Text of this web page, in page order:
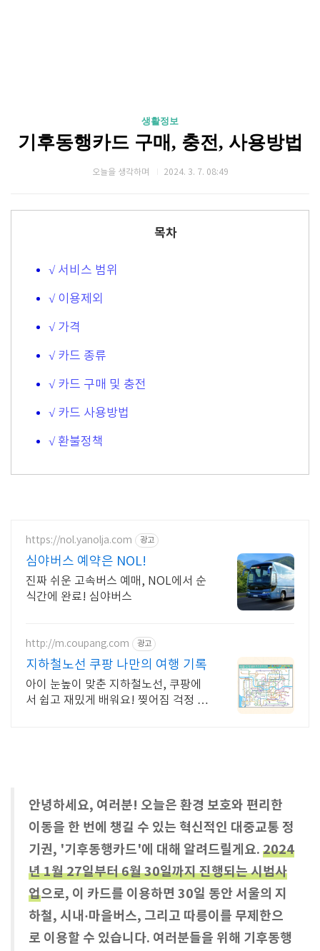
생활정보
기후동행카드 구매, 충전, 사용방법
오늘을 생각하며 2024. 3. 7. 08:49
목차
√ 서비스 범위
√ 이용제외
√ 가격
√ 카드 종류
√ 카드 구매 및 충전
√ 카드 사용방법
√ 환불정책
https://nol.yanolja.com 광고
심야버스 예약은 NOL!
진짜 쉬운 고속버스 예매, NOL에서 순
식간에 완료! 심야버스
http://m.coupang.com 광고
지하철노선 쿠팡 나만의 여행 기록
아이 눈높이 맞춘 지하철노선, 쿠팡에
서 쉽고 재밌게 배워요! 찢어짐 걱정 없
안녕하세요, 여러분! 오늘은 환경 보호와 편리한
이동을 한 번에 챙길 수 있는 혁신적인 대중교통 정
기권, '기후동행카드'에 대해 알려드릴게요. 2024
년 1월 27일부터 6월 30일까지 진행되는 시범사
업으로, 이 카드를 이용하면 30일 동안 서울의 지
하철, 시내·마을버스, 그리고 따릉이를 무제한으
로 이용할 수 있습니다. 여러분들을 위해 기후동행